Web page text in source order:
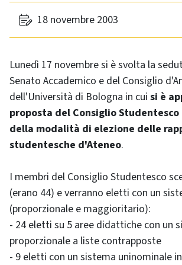
18 novembre 2003
Lunedì 17 novembre si è svolta la
Senato Accademico e del Consiglio
dell'Università di Bologna in cui si è
proposta del Consiglio
della modalità di elezione delle
studentesche d'Ateneo.
I membri del Consiglio Studentesco
(erano 44) e verranno eletti con un
(proporzionale e maggioritario):
- 24 eletti su 5 aree didattiche con un
proporzionale a liste contrapposte
- 9 eletti con un sistema uninominale